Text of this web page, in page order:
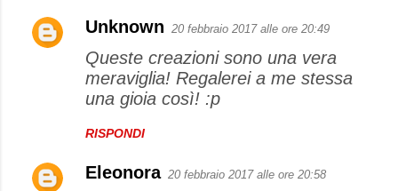
Unknown 20 febbraio 2017 alle ore 20:49
Queste creazioni sono una vera
meraviglia! Regalerei a me stessa
una gioia così! :p
RISPONDI
Eleonora 20 febbraio 2017 alle ore 20:58